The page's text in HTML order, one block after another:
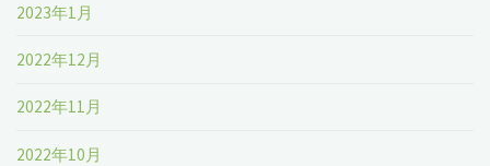
2023年1月
2022年12月
2022年11月
2022年10月